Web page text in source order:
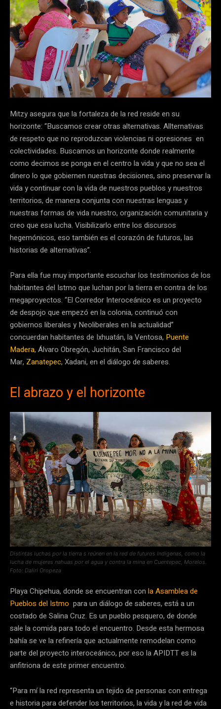
Mitzy asegura que la fortaleza de la red reside en su
horizonte: “Buscamos crear otras alternativas. Allternativas
de respeto que no reproduzcan violencias ni opresiones en
colectividades. Buscamos un horizonte donde realmente
como decimos se ponga en el centro la vida y que no sea el
dinero lo que gobiernen nuestras decisiones, sino preservar la
vida y continuar con la vida de nuestros pueblos y nuestros
territorios, de manera conjunta con nuestras lenguas y
nuestras formas de vida nuestro, organización comunitaria y
creo que esa lucha. Visibilizarlo entre los discursos
hegemónicos, eso también es el corazón de futuros, las
historias de alternativas”.
Para ella fue muy importante escuchar los testimonios de los
habitantes del Istmo que luchan por la tierra en contra de los
megaproyectos. “El Corredor Interoceánico es un proyecto
de despojo que empezó en la colonia, continuó con
gobiernos liberales y Neoliberales en la actualidad”
concuerdan habitantes de Ixhuatán, la Ventosa, Puente
Madera, Álvaro Obregón, Juchitán, San Francisco del
Mar, Zanatepec, Xadani, en el diálogo de saberes.
El abrazo y el horizonte
Distintas luchas por la tierra s reúnen en la red de futuros Indígenas, como la
lucha de mujeres nahuas por el agua y contra la mina en Cuentepec, Morelos.
Foto: Daliri Oropeza
Playa Chipehua, donde se encuentran con la Asamblea de
Pueblos del Istmo para un diálogo de saberes, está a un
costado de Salina Cruz. Es un pueblo pesquero, de donde
sale la comida para todo el encuentro. Desde esta hermosa
bahía se ve la refinería que actualmente remodelan como
parte del proyecto interoceánico, por eso la APIDTT es la
anfitriona de este primer encuentro.
“Para mí la red representa un tejido de personas con entrega
e historia para defender los territorios, la vida y la red de vida